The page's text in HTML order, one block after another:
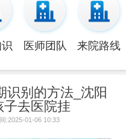
医师团队 来院路线
识别的方法_沈阳
去医院挂
:2025-01-06 10:33